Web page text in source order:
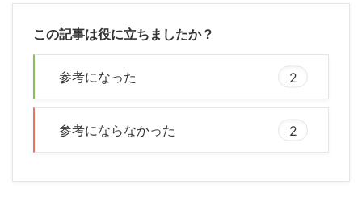
この記事は役に立ちましたか？
参考になった 2
参考にならなかった 2